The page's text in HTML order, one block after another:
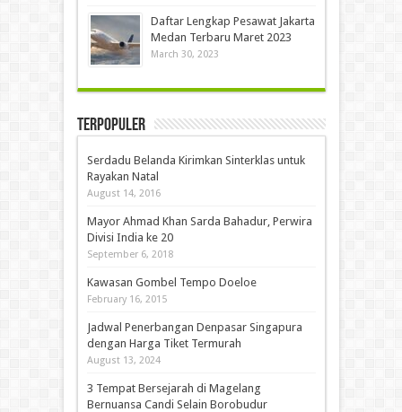
Daftar Lengkap Pesawat Jakarta
Medan Terbaru Maret 2023
March 30, 2023
Terpopuler
Serdadu Belanda Kirimkan Sinterklas untuk
Rayakan Natal
August 14, 2016
Mayor Ahmad Khan Sarda Bahadur, Perwira
Divisi India ke 20
September 6, 2018
Kawasan Gombel Tempo Doeloe
February 16, 2015
Jadwal Penerbangan Denpasar Singapura
dengan Harga Tiket Termurah
August 13, 2024
3 Tempat Bersejarah di Magelang
Bernuansa Candi Selain Borobudur